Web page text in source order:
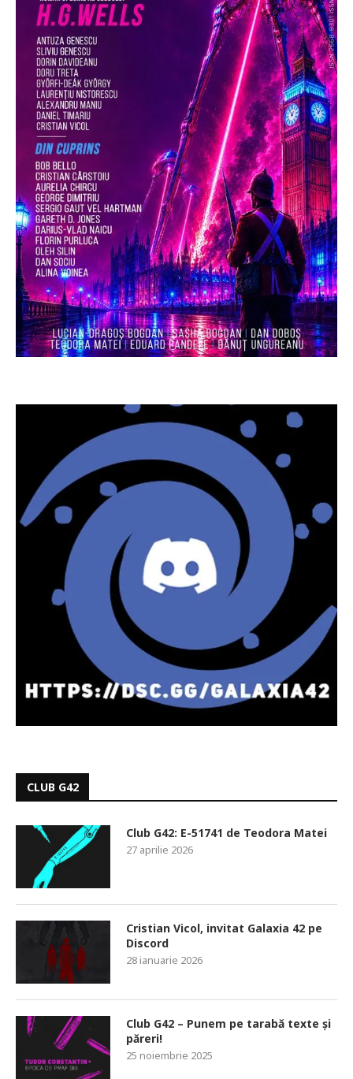
CLUB G42
Club G42: E-51741 de Teodora Matei
27 aprilie 2026
Cristian Vicol, invitat Galaxia 42 pe
Discord
28 ianuarie 2026
Club G42 – Punem pe tarabă texte și
păreri!
25 noiembrie 2025